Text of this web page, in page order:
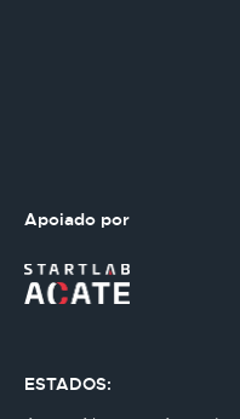
Apoiado por
ESTADOS: